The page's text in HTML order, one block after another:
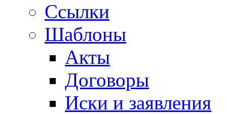
Ссылки
Шаблоны
Акты
Договоры
Иски и заявления